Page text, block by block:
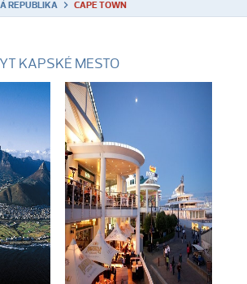
REPUBLIKA CAPE TOWN
KAPSKÉ MESTO